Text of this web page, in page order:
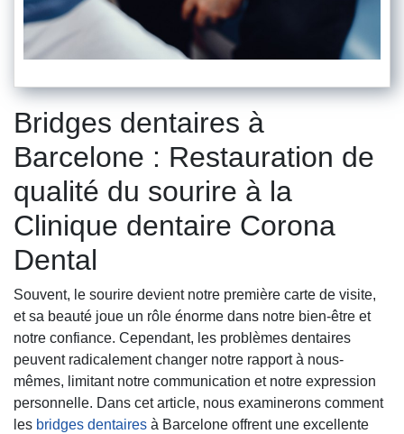
Bridges dentaires à
Barcelone : Restauration de
qualité du sourire à la
Clinique dentaire Corona
Dental
Souvent, le sourire devient notre première carte de visite,
et sa beauté joue un rôle énorme dans notre bien-être et
notre confiance. Cependant, les problèmes dentaires
peuvent radicalement changer notre rapport à nous-
mêmes, limitant notre communication et notre expression
personnelle. Dans cet article, nous examinerons comment
les bridges dentaires à Barcelone offrent une excellente